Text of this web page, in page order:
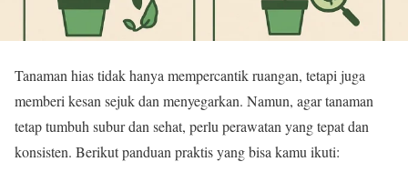
Tanaman hias tidak hanya mempercantik ruangan, tetapi juga
memberi kesan sejuk dan menyegarkan. Namun, agar tanaman
tetap tumbuh subur dan sehat, perlu perawatan yang tepat dan
konsisten. Berikut panduan praktis yang bisa kamu ikuti: